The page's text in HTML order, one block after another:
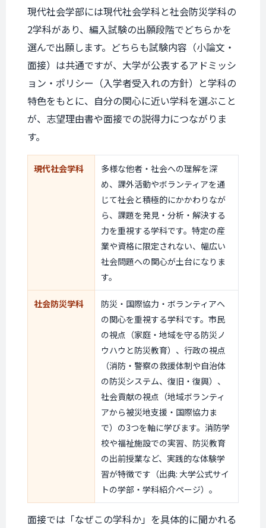
現代社会学部には現代社会学科と社会防災学科の
2学科があり、編入試験の出願段階でどちらかを
選んで出願します。どちらも試験内容（小論文・
面接）は共通ですが、大学が公表するアドミッシ
ョン・ポリシー（入学者受入れの方針）と学科の
特色をもとに、自分の関心に近い学科を選ぶこと
が、志望理由書や面接での説得力につながりま
す。
現代社会学科
多様な他者・社会への理解を深
め、課外活動やボランティアを通
じて社会と積極的にかかわりなが
ら、課題を発見・分析・解決する
力を重視する学科です。特定の産
業や資格に限定されない、幅広い
社会問題への関心が土台になりま
す。
社会防災学科
防災・国際協力・ボランティアへ
の関心を重視する学科です。市民
の視点（家庭・地域を守る防災ノ
ウハウと防災教育）、行政の視点
（消防・警察の救援体制や自治体
の防災システム、復旧・復興）、
社会貢献の視点（地域ボランティ
アから被災地支援・国際協力ま
で）の3つを軸に学びます。消防学
校や福祉施設での実習、防災教育
の出前授業など、実践的な体験学
習が特徴です（出典: 大学公式サイ
トの学部・学科紹介ページ）。
面接では「なぜこの学科か」を具体的に聞かれる